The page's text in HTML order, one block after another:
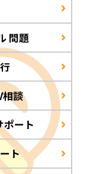
問題
相談
ート
ト